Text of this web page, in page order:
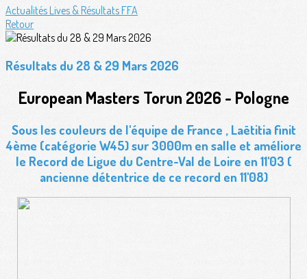
Actualités Lives & Résultats FFA
Retour
Résultats du 28 & 29 Mars 2026
European Masters Torun 2026 - Pologne
Sous les couleurs de l'équipe de France
Laëtitia finit
4ème (catégorie W45) sur 3000m en salle et améliore
le Record de Ligue du Centre-Val de Loire en 11'03 (
ancienne détentrice de ce record en 11'08)